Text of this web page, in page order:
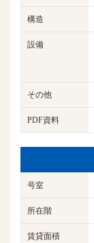
構造
設備
その他
PDF資料
号室
所在階
賃貸面積